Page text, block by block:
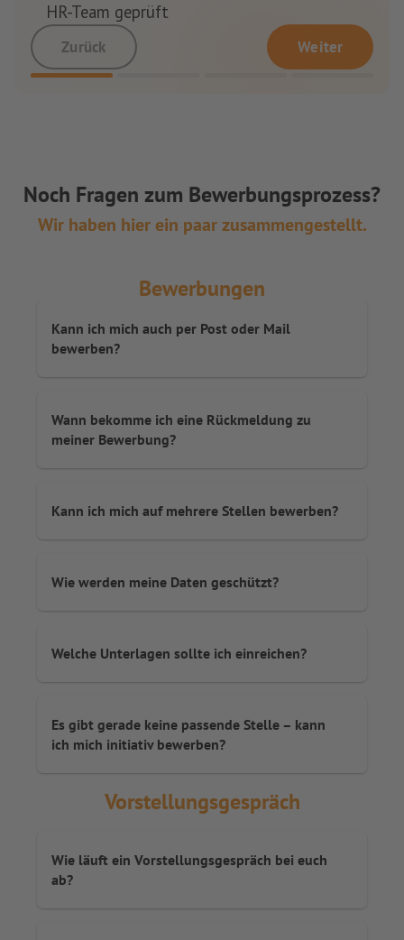
HR-Team geprüft
Zurück Weiter
Noch Fragen zum Bewerbungsprozess?
Wir haben hier ein paar zusammengestellt.
Bewerbungen
Kann ich mich auch per Post oder Mail
bewerben?
Wann bekomme ich eine Rückmeldung zu
meiner Bewerbung?
Kann ich mich auf mehrere Stellen bewerben?
Wie werden meine Daten geschützt?
Welche Unterlagen sollte ich einreichen?
Es gibt gerade keine passende Stelle – kann
ich mich initiativ bewerben?
Vorstellungsgespräch
Wie läuft ein Vorstellungsgespräch bei euch
ab?